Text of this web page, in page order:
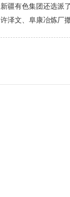
新疆有色集团还选派
许泽文、阜康冶炼厂